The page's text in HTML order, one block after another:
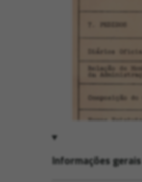
Informações gerais